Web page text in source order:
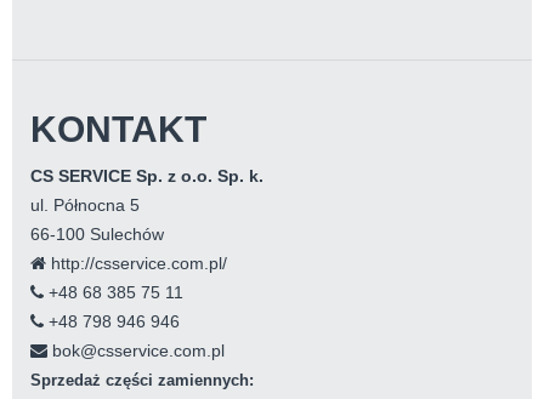
KONTAKT
CS SERVICE Sp. z o.o. Sp. k.
ul. Północna 5
66-100 Sulechów
http://csservice.com.pl/
+48 68 385 75 11
+48 798 946 946
bok@csservice.com.pl
Sprzedaż części zamiennych: